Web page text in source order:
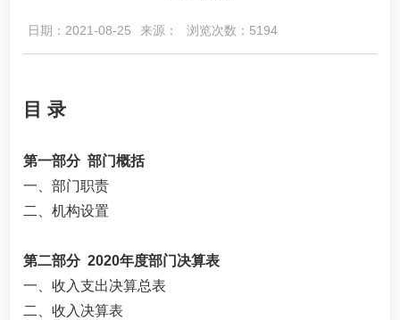
日期：2021-08-25 来源： 浏览次数：5194
目 录
第一部分 部门概括
一、部门职责
二、机构设置
第二部分 2020年度部门决算表
一、收入支出决算总表
二、收入决算表